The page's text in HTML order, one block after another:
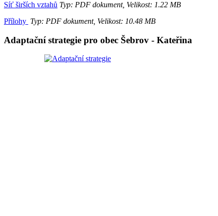
Síť širších vztahů Typ: PDF dokument, Velikost: 1.22 MB
Přílohy Typ: PDF dokument, Velikost: 10.48 MB
Adaptační strategie pro obec Šebrov - Kateřina